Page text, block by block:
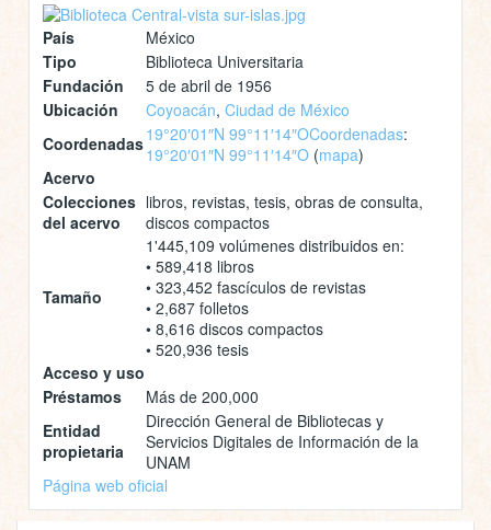
País
México
Tipo
Biblioteca Universitaria
Fundación
5 de abril de 1956
Ubicación
Coyoacán, Ciudad de México
Coordenadas19°20′01″N 99°11′14″OCoordenadas:
19°20′01″N 99°11′14″O (mapa)
Acervo
Colecciones
del acervo
libros, revistas, tesis, obras de consulta,
discos compactos
Tamaño
1'445,109 volúmenes distribuidos en:
• 589,418 libros
• 323,452 fascículos de revistas
• 2,687 folletos
• 8,616 discos compactos
• 520,936 tesis
Acceso y uso
Préstamos
Más de 200,000
Entidad
propietaria
Dirección General de Bibliotecas y
Servicios Digitales de Información de la
UNAM
Página web oficial